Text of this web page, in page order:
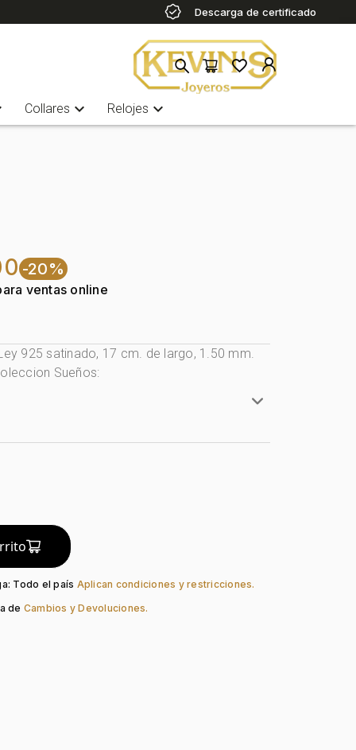
Descarga de certificado
Collares expand_more Relojes expand_more
-20%
ventas online
925 satinado, 17 cm. de largo, 1.50 mm.
Sueños:
Liso
Pico Loro
Todo el país Aplican condiciones y restricciones.
de Cambios y Devoluciones.